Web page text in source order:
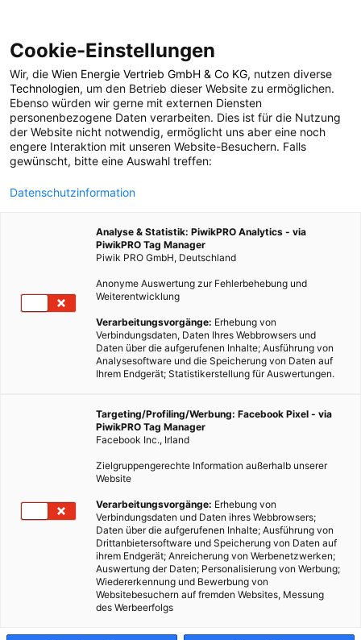
POSTS BY TAG
Energieökonomie
1 BEITRAG
Cookie-Einstellungen
Wir, die Wien Energie Vertrieb GmbH & Co KG, nutzen diverse
Technologien, um den Betrieb dieser Website zu ermöglichen.
Ebenso würden wir gerne mit externen Diensten
personenbezogene Daten verarbeiten. Dies ist für die Nutzung
der Website nicht notwendig, ermöglicht uns aber eine noch
engere Interaktion mit unseren Website-Besuchern. Falls
gewünscht, bitte eine Auswahl treffen:
Datenschutzinformation
Analyse & Statistik: PiwikPRO Analytics - via
PiwikPRO Tag Manager
Piwik PRO GmbH, Deutschland
Anonyme Auswertung zur Fehlerbehebung und
Weiterentwicklung
Verarbeitungsvorgänge: Erhebung von
Verbindungsdaten, Daten Ihres Webbrowsers und
Daten über die aufgerufenen Inhalte; Ausführung von
Analysesoftware und die Speicherung von Daten auf
Ihrem Endgerät; Statistikerstellung für Auswertungen.
Targeting/Profiling/Werbung: Facebook Pixel - via
PiwikPRO Tag Manager
Facebook Inc., Irland
Zielgruppengerechte Information außerhalb unserer
Website
Verarbeitungsvorgänge: Erhebung von
Verbindungsdaten und Daten ihres Webbrowsers;
Daten über die aufgerufenen Inhalte; Ausführung von
Drittanbietersoftware und Speicherung von Daten auf
ihrem Endgerät; Anreicherung von Werbenetzwerken;
Auswertung der Daten; Personalisierung von Werbung;
Wiedererkennung und Bewerbung von
Websitebesuchern auf fremden Websites, Messung
des Werbeerfolgs